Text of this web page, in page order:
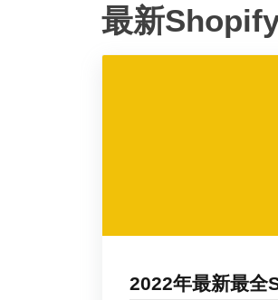
最新
2022年最新最全